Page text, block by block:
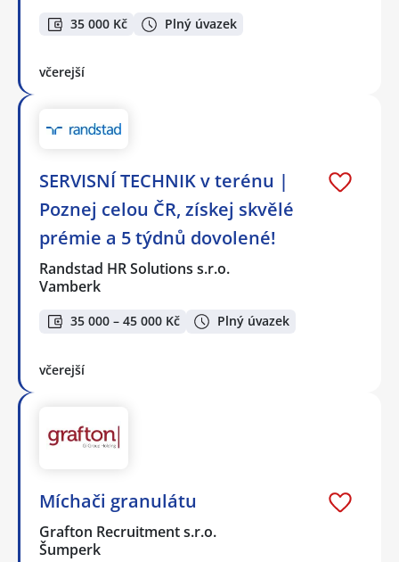
35 000 Kč Plný úvazek
včerejší
SERVISNÍ TECHNIK v terénu |
Poznej celou ČR, získej skvělé
prémie a 5 týdnů dovolené!
Randstad HR Solutions s.r.o.
Vamberk
35 000 – 45 000 Kč Plný úvazek
včerejší
Míchači granulátu
Grafton Recruitment s.r.o.
Šumperk